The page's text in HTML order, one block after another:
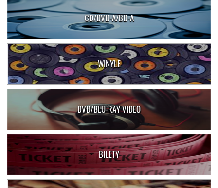
CD/DVD-A/BD-A
WINYLE
DVD/BLU-RAY VIDEO
BILETY